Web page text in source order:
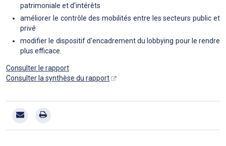
patrimoniale et d'intérêts
améliorer le contrôle des mobilités entre les secteurs public et
privé
modifier le dispositif d'encadrement du lobbying pour le rendre
plus efficace.
Consulter le rapport
Consulter la synthèse du rapport